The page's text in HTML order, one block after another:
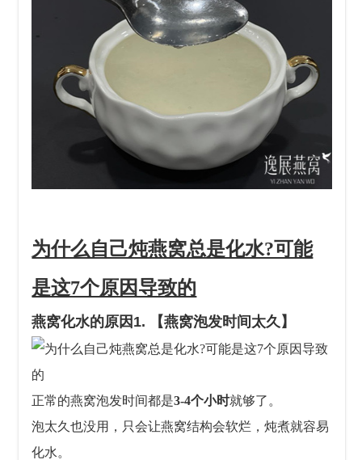
为什么自己炖燕窝总是化水?可能
是这7个原因导致的
燕窝化水的原因1. 【燕窝泡发时间太久】
正常的燕窝泡发时间都是3-4个小时就够了。
泡太久也没用，只会让燕窝结构会软烂，炖煮就容易
化水。